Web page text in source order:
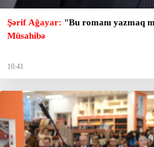
Şərif Ağayar: "Bu romanı yazmaq
Müsahibə
10:41